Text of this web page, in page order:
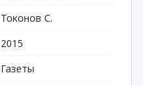
Токонов С.
2015
Газеты